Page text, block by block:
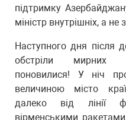
підтримку
міністр внутрішніх, а не
Наступного дня після
обстріли мирних
поновилися! У ніч
величиною місто
далеко від лінії
вірменськими